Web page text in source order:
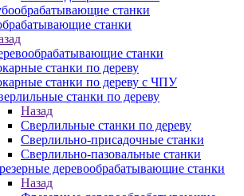
станки
станки
станки
станки по дереву
станки по дереву с ЧПУ
станки по дереву
Назад
Сверлильные станки по дереву
Сверлильно-присадочные станки
Сверлильно-пазовальные станки
деревообрабатывающие станки
Назад